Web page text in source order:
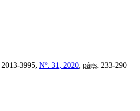
2013-3995, Nº. 31, 2020, págs. 233-290